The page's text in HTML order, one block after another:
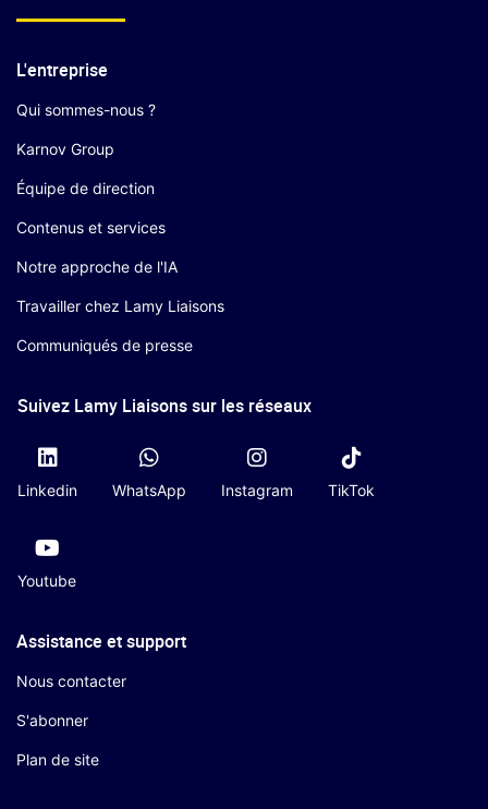
L'entreprise
Qui sommes-nous ?
Karnov Group
Équipe de direction
Contenus et services
Notre approche de l'IA
Travailler chez Lamy Liaisons
Communiqués de presse
Suivez Lamy Liaisons sur les réseaux
Linkedin WhatsApp Instagram TikTok
Youtube
Assistance et support
Nous contacter
S'abonner
Plan de site